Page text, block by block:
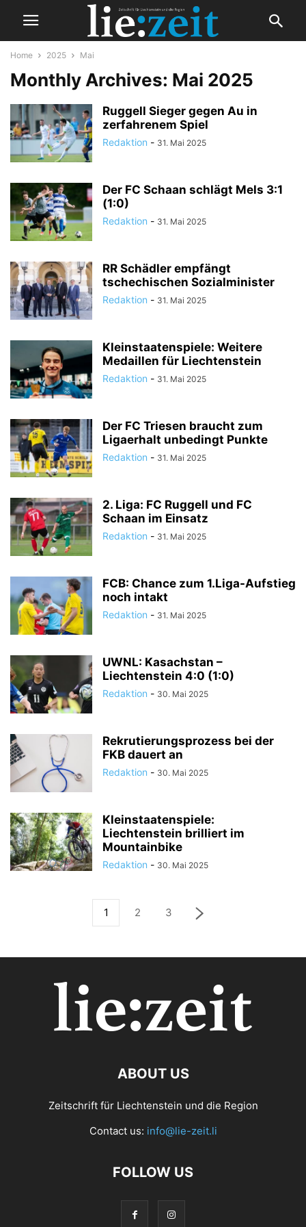
Home 2025 Mai
Monthly Archives: Mai 2025
Ruggell Sieger gegen Au in
zerfahrenem Spiel
Redaktion - 31. Mai 2025
Der FC Schaan schlägt Mels 3:1
(1:0)
Redaktion - 31. Mai 2025
RR Schädler empfängt
tschechischen Sozialminister
Redaktion - 31. Mai 2025
Kleinstaatenspiele: Weitere
Medaillen für Liechtenstein
Redaktion - 31. Mai 2025
Der FC Triesen braucht zum
Ligaerhalt unbedingt Punkte
Redaktion - 31. Mai 2025
2. Liga: FC Ruggell und FC
Schaan im Einsatz
Redaktion - 31. Mai 2025
FCB: Chance zum 1.Liga-Aufstieg
noch intakt
Redaktion - 31. Mai 2025
UWNL: Kasachstan –
Liechtenstein 4:0 (1:0)
Redaktion - 30. Mai 2025
Rekrutierungsprozess bei der
FKB dauert an
Redaktion - 30. Mai 2025
Kleinstaatenspiele:
Liechtenstein brilliert im
Mountainbike
Redaktion - 30. Mai 2025
1 2 3
ABOUT US
Zeitschrift für Liechtenstein und die Region
Contact us: info@lie-zeit.li
FOLLOW US